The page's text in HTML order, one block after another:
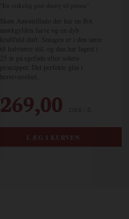
"En virkelig god sherry til prisen"
Skøn Amontillado der har en flot
mørkgylden farve og en dyb
kraftfuld duft. Smagen er i den tørre
til halvtørre stil, og den har lagret i
25 år på egefade efter solera-
princippet. Det perfekte glas i
herreværelset.
269,00